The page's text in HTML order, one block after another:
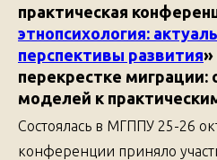
практическая
этнопсихология:
перспективы развития»
перекрестке миграции:
моделей к
Состоялась в МГППУ 25-26
конференции приняло